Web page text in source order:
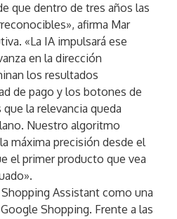
que dentro de tres años las
afirma Mar
«La IA impulsará ese
en la dirección
los resultados
de pago y los botones de
la relevancia queda
Nuestro algoritmo
máxima precisión desde el
el primer producto que vea
Assistant como una
Shopping. Frente a las